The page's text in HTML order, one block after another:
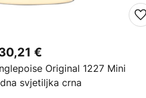
Original 1227 Mini
svjetiljka crna
€